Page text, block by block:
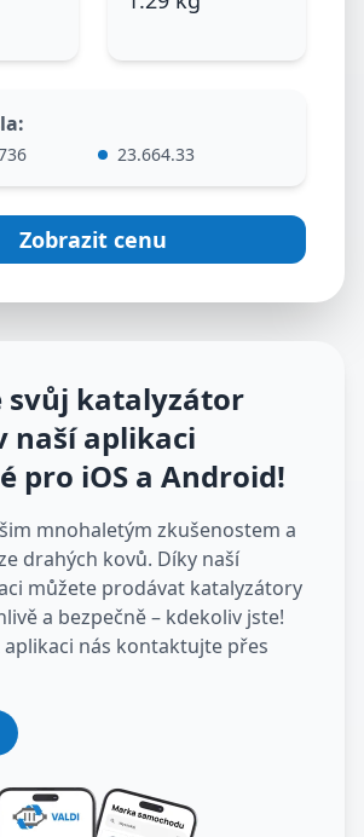
:
23.664.33
Zobrazit cenu
svůj katalyzátor
naší aplikaci
pro iOS a Android!
mnohaletým zkušenostem a
drahých kovů. Díky naší
můžete prodávat katalyzátory
a bezpečně – kdekoliv jste!
nás kontaktujte přes